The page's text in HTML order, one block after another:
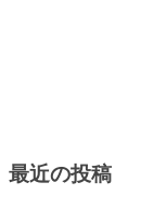
最近の投稿